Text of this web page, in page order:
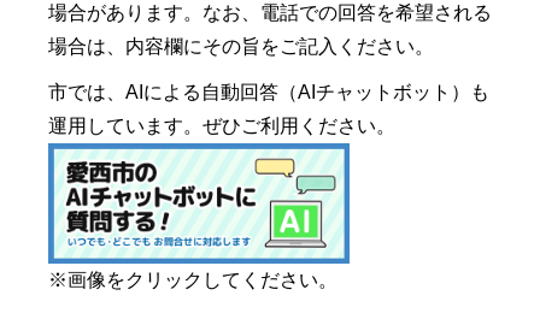
場合があります。なお、電話での回答を希望される
場合は、内容欄にその旨をご記入ください。
市では、AIによる自動回答（AIチャットボット）も
運用しています。ぜひご利用ください。
※画像をクリックしてください。